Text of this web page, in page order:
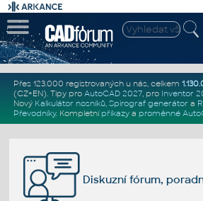
Přes 123.000 registrovaných u nás, celkem
(CZ+EN). Tipy pro AutoCAD 2027, pro Inventor
Nový Kalkulátor nosníků, Spirograf generátor a
Převodníky. Kompletní příkazya proměnné
Diskuzní fórum,